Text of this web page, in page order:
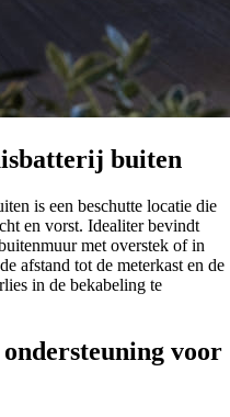
buiten
is een beschutte locatie die
en vorst. Idealiter bevindt
met overstek of in
afstand tot de meterkast en de
in de bekabeling te
voor